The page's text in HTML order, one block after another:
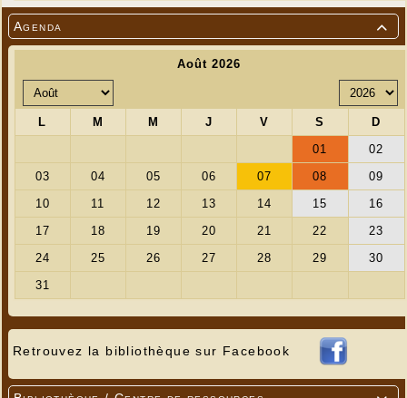

Agenda
Retrouvez la bibliothèque sur Facebook